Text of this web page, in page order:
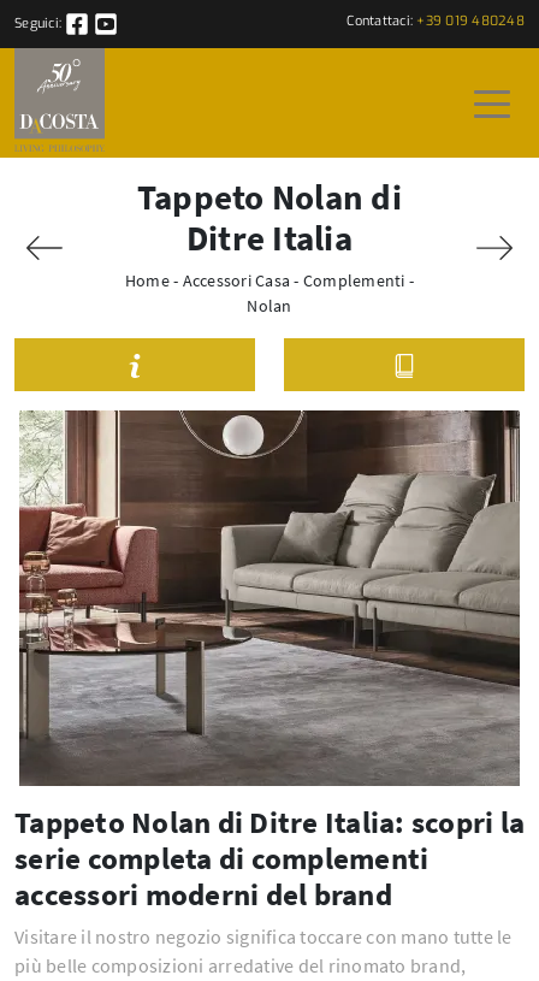
Seguici: Contattaci: +39 019 480248
Tappeto Nolan di
Ditre Italia
Home- Accessori Casa - Complementi -
Nolan
Tappeto Nolan di Ditre Italia: scopri la
serie completa di complementi
accessori moderni del brand
Visitare il nostro negozio significa toccare con mano tutte le
più belle composizioni arredative del rinomato brand,